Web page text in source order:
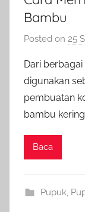
Bambu
Posted on 25
Dari
digunakan
pembuatan
bambu kering
Baca
Pupuk,